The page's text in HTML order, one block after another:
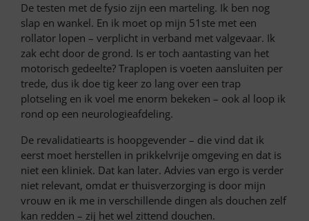
De testen met de fysio zijn een marteling. Ik ben nog
slap en wankel. En ik moet op mijn 51ste met een
rollator lopen – verplicht in verband met valgevaar. Ik
zak echt door de grond. Is er toch aantasting van het
motorisch gedeelte? Traplopen is voeten aansluiten per
trede, dus ik doe tig keer zo lang over een trap
plotseling en ik voel me enorm bekeken – ook al loop ik
rond op een neurologieafdeling.
De revalidatiearts is hoopgevender – die vind dat ik
eerst moet herstellen in prikkelvrije omgeving en dat is
niet een kliniek. Dat kan later. Advies van ergo is verder
niet relevant, omdat er thuisverzorging is door mijn
vrouw en ik me in verschillende dingen als douchen zelf
kan redden – zij het wel zittend douchen.